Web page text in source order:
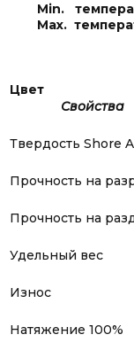
Min.
Max.
Цвет
Свойства
Твердость Shore A
Прочность на
Прочность на
Удельный вес
Износ
Натяжение 100%